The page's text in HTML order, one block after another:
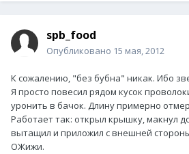
spb_food
Опубликовано 15 мая, 2012
К сожалению, "без бубна" никак. Ибо
Я просто повесил рядом кусок
уронить в бачок. Длину примерно
Работает так: открыл крышку, макнул
вытащил и приложил с внешней
ОЖижи.